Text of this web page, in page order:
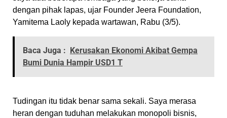
dengan pihak lapas, ujar Founder Jeera Foundation,
Yamitema Laoly kepada wartawan, Rabu (3/5).
Baca Juga : Kerusakan Ekonomi Akibat Gempa
Bumi Dunia Hampir USD1 T
Tudingan itu tidak benar sama sekali. Saya merasa
heran dengan tuduhan melakukan monopoli bisnis,